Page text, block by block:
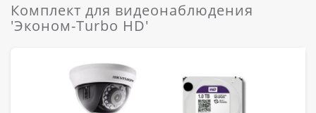
Комплект для видеонаблюдения
'Эконом-Turbo HD'